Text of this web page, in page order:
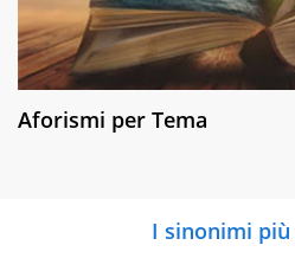
Aforismi per Tema
I sinonimi